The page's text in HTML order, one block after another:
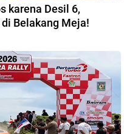
karena Desil 6,
Belakang Meja!